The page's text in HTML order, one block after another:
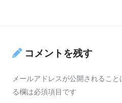
コメントを残す
メールアドレスが公開されること
る欄は必須項目です